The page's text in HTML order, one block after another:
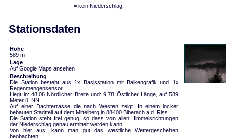
- = kein Niederschlag
Stationsdaten
Höhe
589 m
Lage
Auf Google Maps ansehen
Beschreibung
Die Station besteht aus 1x Basisstation mit Balkengrafik und 1x
Regenmengensensor.
Liegt in: 48,08 Nördlicher Breite und: 9,78 Östlicher Länge, auf 589
Meter ü. NN.
Auf einer Dachterrasse die nach Westen zeigt. In einem locker
bebauten Stadtteil auf dem Mittelberg in 88400 Biberach a.d. Riss.
Die Station steht frei genug, so dass von allen Himmelsrichtungen
der Niederschlag genau ermittelt werden kann.
Von hier aus, kann man gut das westliche Wettergeschehen
beobachten.